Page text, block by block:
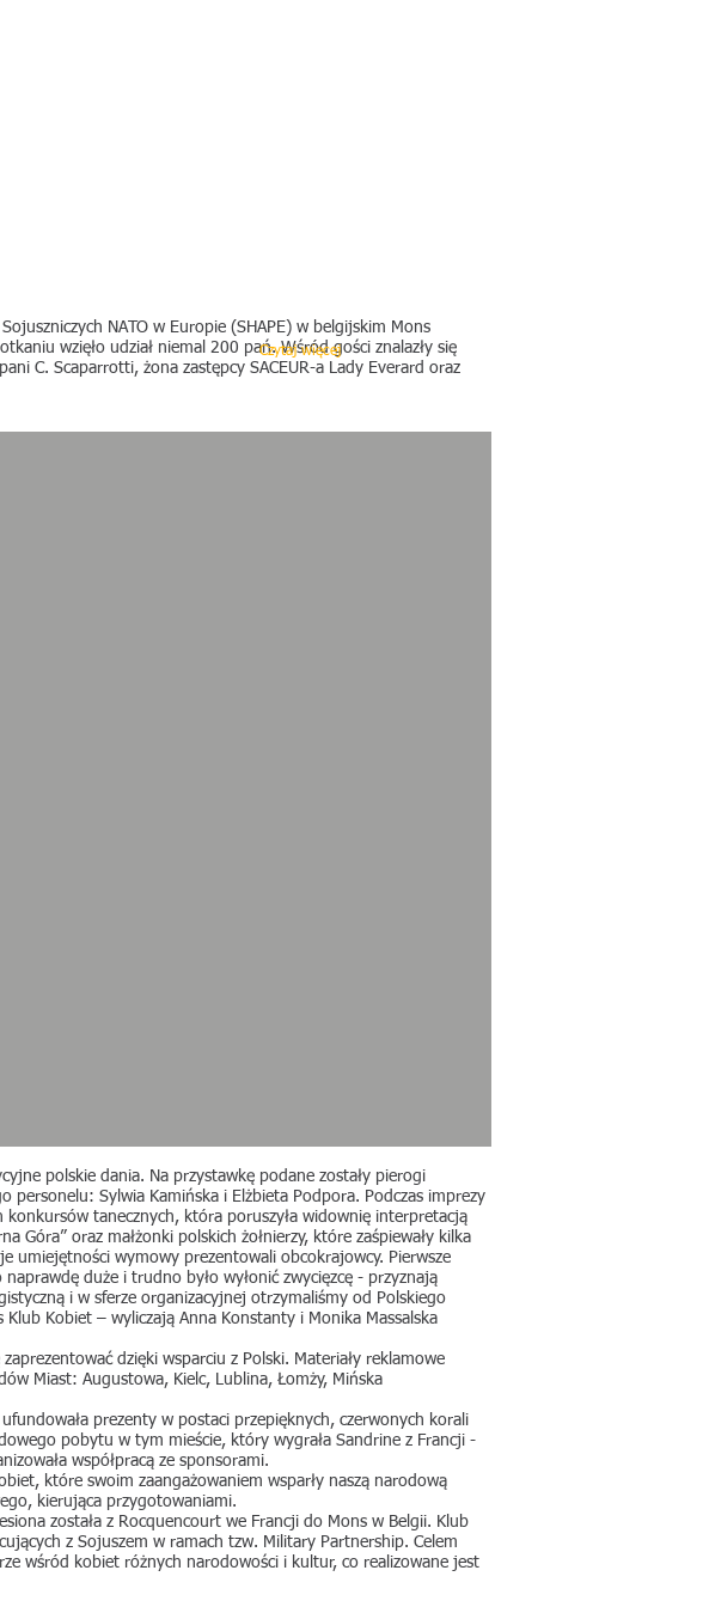
NATO w Europie (SHAPE) w belgijskim Mons
wzięło udział niemal 200 pań. Wśród gości znalazły się
C. Scaparrotti, żona zastępcy SACEUR-a Lady Everard oraz
Czytaj więcej
polskie dania. Na przystawkę podane zostały pierogi
personelu: Sylwia Kamińska i Elżbieta Podpora. Podczas imprezy
tanecznych, która poruszyła widownię interpretacją
Góra” oraz małżonki polskich żołnierzy, które zaśpiewały kilka
umiejętności wymowy prezentowali obcokrajowcy. Pierwsze
duże i trudno było wyłonić zwycięzcę - przyznają
i w sferze organizacyjnej otrzymaliśmy od Polskiego
Kobiet – wyliczają Anna Konstanty i Monika Massalska
dzięki wsparciu z Polski. Materiały reklamowe
Miast: Augustowa, Kielc, Lublina, Łomży, Mińska
prezenty w postaci przepięknych, czerwonych korali
pobytu w tym mieście, który wygrała Sandrine z Francji -
współpracą ze sponsorami.
które swoim zaangażowaniem wsparły naszą narodową
kierująca przygotowaniami.
została z Rocquencourt we Francji do Mons w Belgii. Klub
z Sojuszem w ramach tzw. Military Partnership. Celem
wśród kobiet różnych narodowości i kultur, co realizowane jest